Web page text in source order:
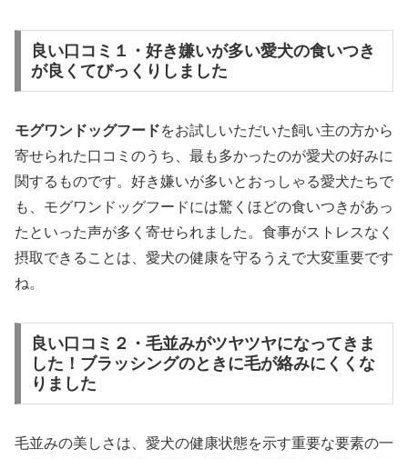
良い口コミ１・好き嫌いが多い愛犬の食いつき
が良くてびっくりしました
モグワンドッグフードをお試しいただいた飼い主の方から
寄せられた口コミのうち、最も多かったのが愛犬の好みに
関するものです。好き嫌いが多いとおっしゃる愛犬たちで
も、モグワンドッグフードには驚くほどの食いつきがあっ
たといった声が多く寄せられました。食事がストレスなく
摂取できることは、愛犬の健康を守るうえで大変重要です
ね。
良い口コミ２・毛並みがツヤツヤになってきま
した！ブラッシングのときに毛が絡みにくくな
りました
毛並みの美しさは、愛犬の健康状態を示す重要な要素の一